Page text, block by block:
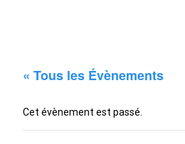
« Tous les Évènements
Cet évènement est passé.